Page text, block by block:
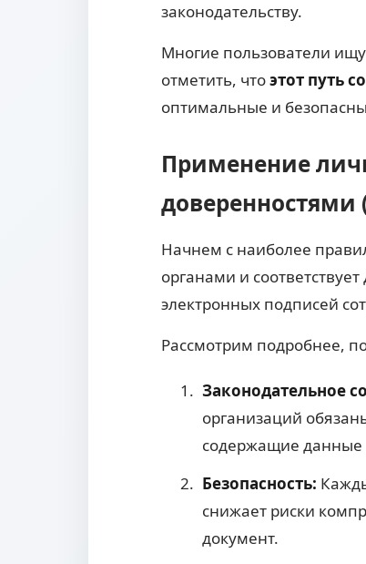
законодательству.
Многие пользователи
отметить, чтоэтот путь
оптимальные и
Применение
Начнем с наиболее
органами и
электронных подписей
Рассмотрим подробнее,
Законодательное
организаций
содержащие данные
Безопасность:
снижает риски
документ.